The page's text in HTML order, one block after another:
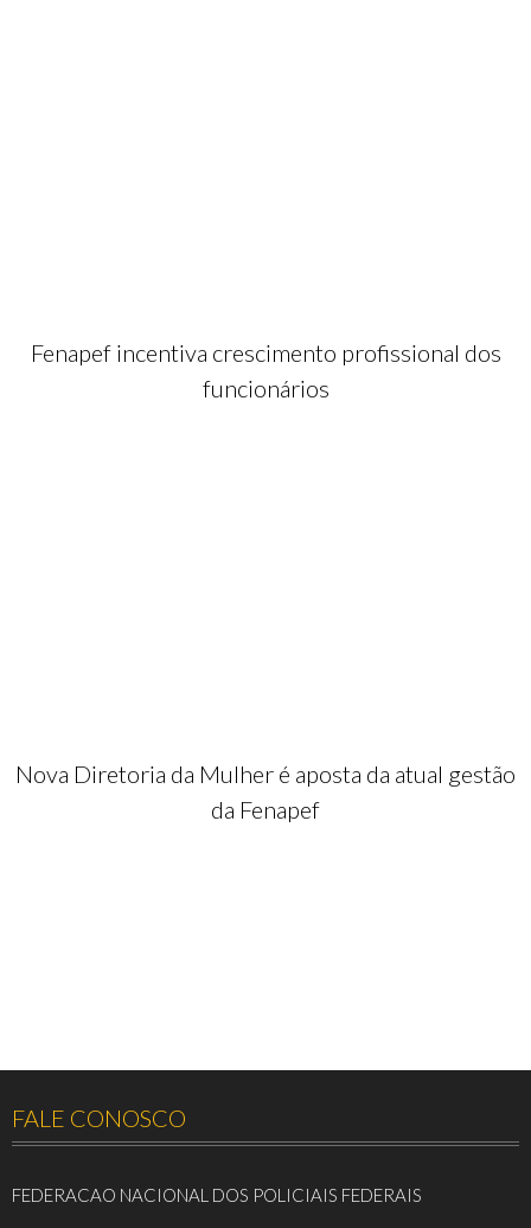
Fenapef incentiva crescimento profissional dos
funcionários
Nova Diretoria da Mulher é aposta da atual gestão
da Fenapef
FALE CONOSCO
FEDERACAO NACIONAL DOS POLICIAIS FEDERAIS